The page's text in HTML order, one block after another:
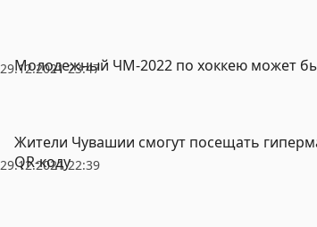
29.12.2021 23:47
Молодежный ЧМ-2022 по хоккею может
29.12.2021 22:39
Жители Чувашии смогут посещать
QR-коду